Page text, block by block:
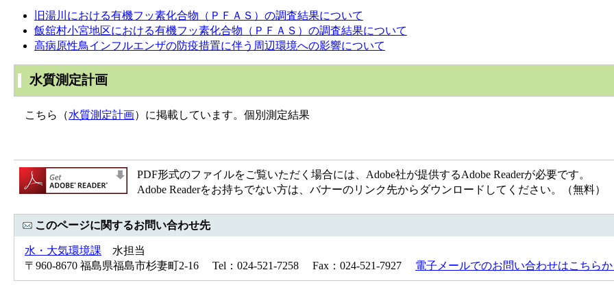
旧湯川における有機フッ素化合物（ＰＦＡＳ）の調査結果について
飯舘村小宮地区における有機フッ素化合物（ＰＦＡＳ）の調査結果について
高病原性鳥インフルエンザの防疫措置に伴う周辺環境への影響について
水質測定計画
こちら（水質測定計画）に掲載しています。個別測定結果
PDF形式のファイルをご覧いただく場合には、Adobe社が提供するAdobe Readerが必要です。
Adobe Readerをお持ちでない方は、バナーのリンク先からダウンロードしてください。（無料）
このページに関するお問い合わせ先
水・大気環境課 水担当
〒960-8670 福島県福島市杉妻町2-16 Tel：024-521-7258 Fax：024-521-7927 電子メールでのお問い合わせはこちら